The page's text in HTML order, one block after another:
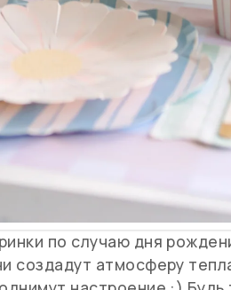
по случаю дня
создадут атмосферу